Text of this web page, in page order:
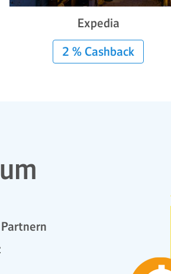
Expedia
2 % Cashback